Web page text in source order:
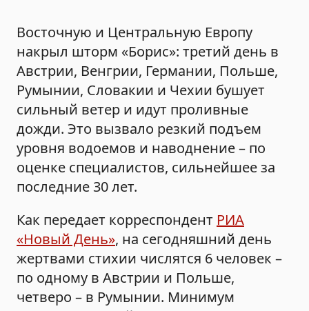
Восточную и Центральную Европу
накрыл шторм «Борис»: третий день в
Австрии, Венгрии, Германии, Польше,
Румынии, Словакии и Чехии бушует
сильный ветер и идут проливные
дожди. Это вызвало резкий подъем
уровня водоемов и наводнение – по
оценке специалистов, сильнейшее за
последние 30 лет.
Как передает корреспондент РИА
«Новый День», на сегодняшний день
жертвами стихии числятся 6 человек –
по одному в Австрии и Польше,
четверо – в Румынии. Минимум